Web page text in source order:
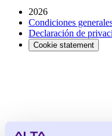
2026
Condiciones
Declaración de
Cookie statement